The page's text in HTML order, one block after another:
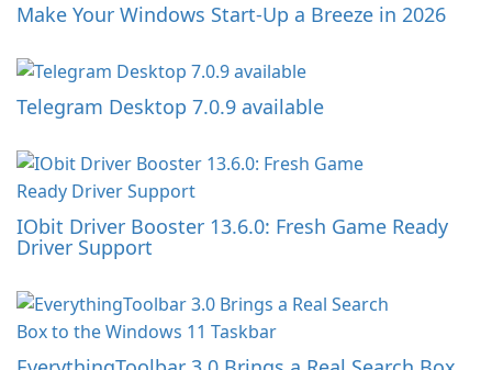
Make Your Windows Start-Up a Breeze in 2026
Telegram Desktop 7.0.9 available
IObit Driver Booster 13.6.0: Fresh Game Ready
Driver Support